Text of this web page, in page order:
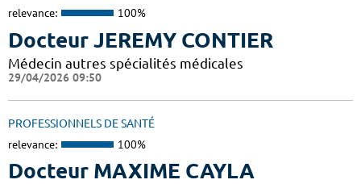
relevance: 100%
Docteur JEREMY CONTIER
Médecin autres spécialités médicales
29/04/2026 09:50
PROFESSIONNELS DE SANTÉ
relevance: 100%
Docteur MAXIME CAYLA